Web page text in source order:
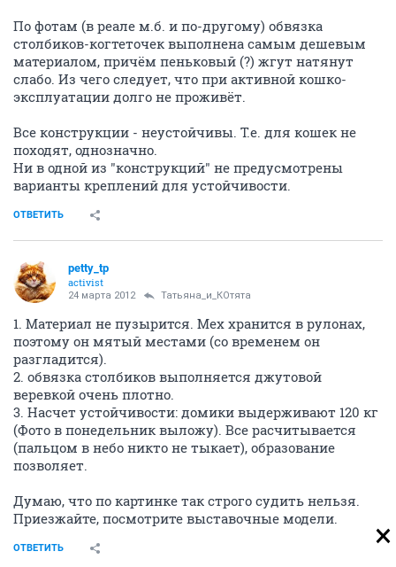
По фотам (в реале м.б. и по-другому) обвязка
столбиков-когтеточек выполнена самым дешевым
материалом, причём пеньковый (?) жгут натянут
слабо. Из чего следует, что при активной кошко-
эксплуатации долго не проживёт.
Все конструкции - неустойчивы. Т.е. для кошек не
походят, однозначно.
Ни в одной из "конструкций" не предусмотрены
варианты креплений для устойчивости.
ОТВЕТИТЬ
petty_tp
activist
24 марта 2012 Татьяна_и_КОтята
1. Материал не пузырится. Мех хранится в рулонах,
поэтому он мятый местами (со временем он
разгладится).
2. обвязка столбиков выполняется джутовой
веревкой очень плотно.
3. Насчет устойчивости: домики выдерживают 120 кг
(Фото в понедельник выложу). Все расчитывается
(пальцом в небо никто не тыкает), образование
позволяет.
Думаю, что по картинке так строго судить нельзя.
Приезжайте, посмотрите выставочные модели.
ОТВЕТИТЬ